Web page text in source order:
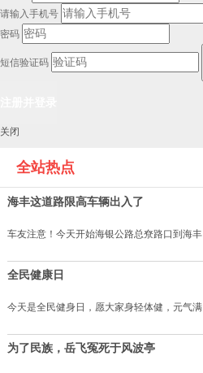
请输入手机号
密码
短信验证码
关闭
全站热点
海丰这道路限高车辆出入了
车友注意！今天开始海银公路总尞路口到海丰
全民健康日
今天是全民健身日，愿大家身轻体健，元气满
为了民族，岳飞冤死于风波亭